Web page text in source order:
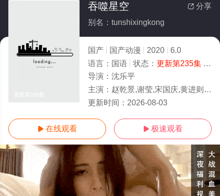
 分享
吞噬星空
别名：tunshixingkong
国产 国产动漫 2020
6.0
语言： 国语 状态： 更新第235集- 免费在线观看
导演： 沈乐平
主演： 赵乾景,谢莹,宋国庆,黄进则,张若瑜
更新时间： 2026-08-03
 在线观看  极速观看